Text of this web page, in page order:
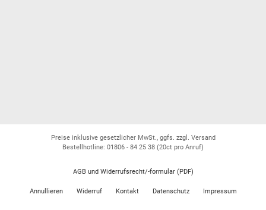
Preise inklusive gesetzlicher MwSt., ggfs. zzgl. Versand
Bestellhotline: 01806 - 84 25 38 (20ct pro Anruf)
AGB und Widerrufsrecht/-formular (PDF)
Annullieren Widerruf Kontakt Datenschutz Impressum